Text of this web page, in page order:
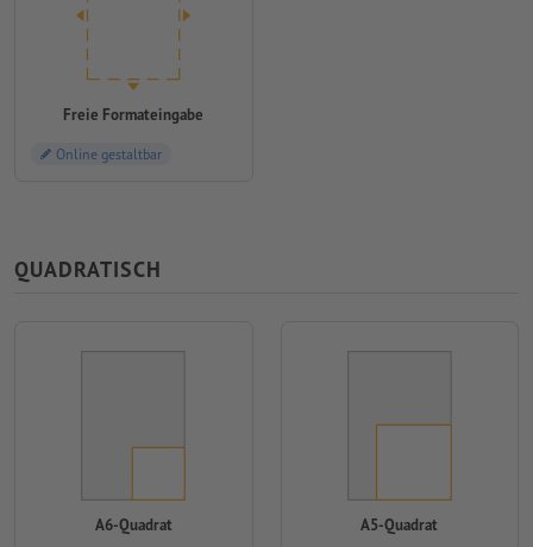
Freie Formateingabe
Online gestaltbar
QUADRATISCH
A6-Quadrat A5-Quadrat